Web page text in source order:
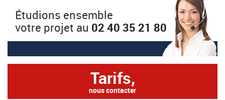
Étudions ensemble
votre projet au 02 40 35 21 80
Tarifs,
nous contacter